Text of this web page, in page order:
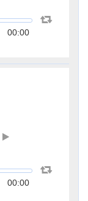
00:00
00:00